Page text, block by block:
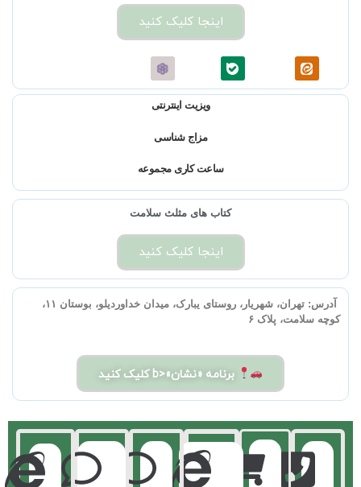
اینجا کلیک کنید
ویزیت اینترنتی
مزاج شناسی
ساعت کاری مجموعه
کتاب های مثلث سلامت
اینجا کلیک کنید
آدرس:
تهران، شهریار، روستای یبارک، میدان خداوردیلو، بوستان ۱۱،
کوچه سلامت، پلاک ۶
برنامه «نشان»<b کلیک کنید